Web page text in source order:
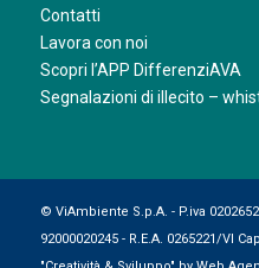
Contatti
Lavora con noi
Scopri l’APP DifferenziAVA
Segnalazioni di illecito –
© ViAmbiente S.p.A. - P.iva
92000020245 - R.E.A. 0265221/VI